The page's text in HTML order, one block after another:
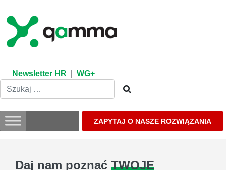
content
Newsletter HR WG+
ZAPYTAJ O NASZE ROZWIĄZANIA
Daj nam poznać TWOJE